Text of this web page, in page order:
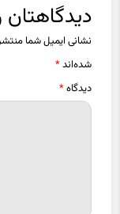
دیدگاهتان
نشانی ایمیل شما
شده‌اند*
دیدگاه*